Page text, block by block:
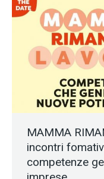
MAMMA
incontri
competenze